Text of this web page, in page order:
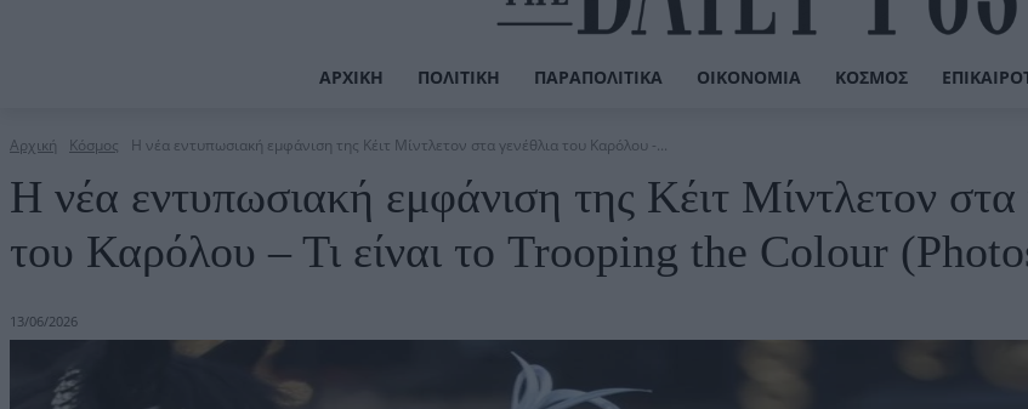
ΑΡΧΙΚΉ ΠΟΛΙΤΙΚΉ ΠΑΡΑΠΟΛΙΤΙΚΆ ΟΙΚΟΝΟΜΊΑ ΚΌΣΜΟΣ
Αρχική Κόσμος Η νέα εντυπωσιακή εμφάνιση της Κέιτ Μίντλετον στα γενέθλια του Καρόλου -...
Η νέα εντυπωσιακή εμφάνιση της Κέιτ Μίντλετον στα
του Καρόλου – Τι είναι το Trooping the Colour
13/06/2026